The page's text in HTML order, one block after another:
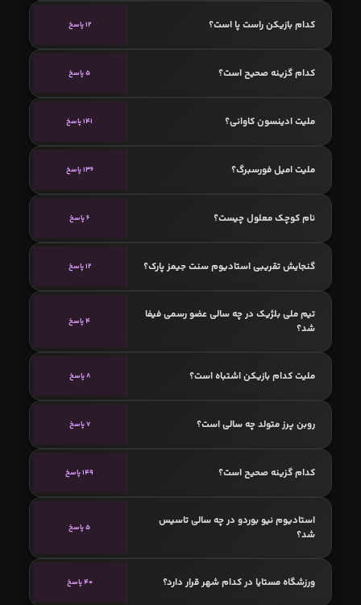
کدام بازیکن راست پا است؟ 12 پاسخ
کدام گزینه صحیح است؟ 5 پاسخ
ملیت ادینسون کاوانی؟ 141 پاسخ
ملیت امیل فورسبرگ؟ 136 پاسخ
نام کوچک معلول چیست؟ 6 پاسخ
گنجایش تقریبی استادیوم سنت جیمز پارک؟ 12 پاسخ
تیم ملی بلژیک در چه سالی عضو رسمی فیفا
شد؟
4 پاسخ
ملیت کدام بازیکن اشتباه است؟ 8 پاسخ
روبن پرز متولد چه سالی است؟ 7 پاسخ
کدام گزینه صحیح است؟ 149 پاسخ
استادیوم نیو بوردو در چه سالی تاسیس
شد؟
5 پاسخ
ورزشگاه مستایا در کدام شهر قرار دارد؟ 40 پاسخ